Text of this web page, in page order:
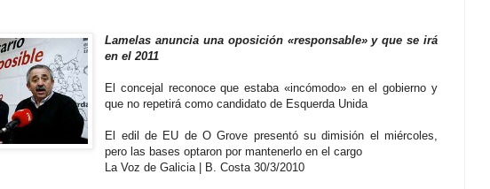
Lamelas anuncia una oposición «responsable» y que se irá
en el 2011
El concejal reconoce que estaba «incómodo» en el gobierno y
que no repetirá como candidato de Esquerda Unida
El edil de EU de O Grove presentó su dimisión el miércoles,
pero las bases optaron por mantenerlo en el cargo
La Voz de Galicia | B. Costa 30/3/2010